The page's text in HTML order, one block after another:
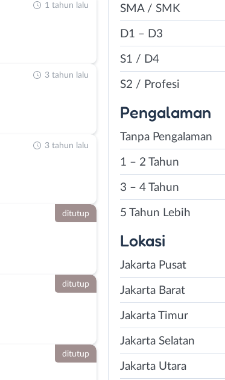
1 tahun lalu
3 tahun lalu
3 tahun lalu
ditutup
ditutup
ditutup
SMA / SMK
D1 – D3
S1 / D4
S2 / Profesi
Pengalaman
Tanpa Pengalaman
1 – 2 Tahun
3 – 4 Tahun
5 Tahun Lebih
Lokasi
Jakarta Pusat
Jakarta Barat
Jakarta Timur
Jakarta Selatan
Jakarta Utara